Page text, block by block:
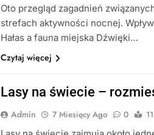
Oto przegląd zagadnień
strefach aktywności nocnej.
Hałas a fauna miejska Dźwięki…
Czytaj więcej
Lasy na świecie –
Admin 7 Miesięcy Ago 0